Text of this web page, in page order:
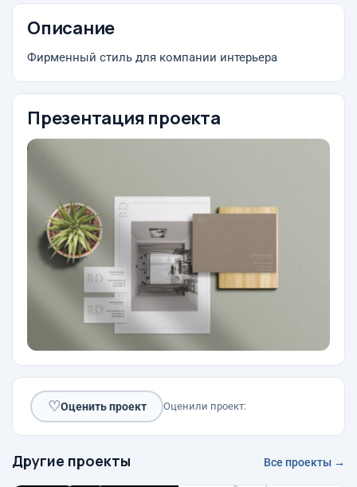
Описание
Фирменный стиль для компании интерьера
Презентация проекта
♡Оценить проект Оценили проект:
Другие проекты Все проекты →